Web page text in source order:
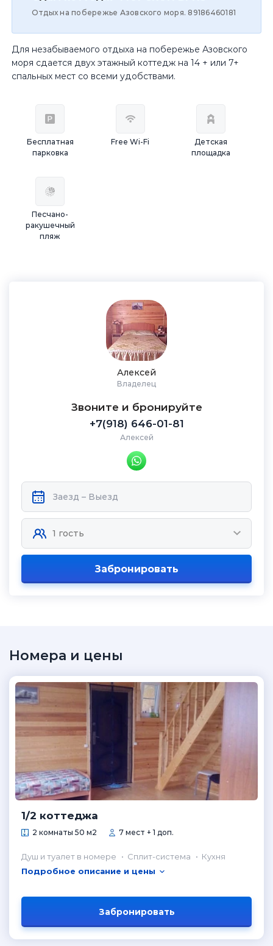
Отдых на побережье Азовского моря. 89186460181
Для незабываемого отдыха на побережье Азовского
моря сдается двух этажный коттедж на 14 + или 7+
спальных мест со всеми удобствами.
Бесплатная
парковка
Free Wi-Fi
Детская
площадка
Песчано-
ракушечный
пляж
Алексей
Владелец
Звоните и бронируйте
+7(918) 646-01-81
Алексей
Забронировать
Номера и цены
1/2 коттеджа
2 комнаты 50 м2 7 мест + 1 доп.
Душ и туалет в номере Сплит-система
Кухня
Подробное описание и цены
Забронировать